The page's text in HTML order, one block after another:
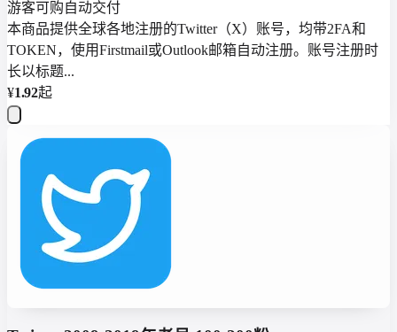
游客可购自动交付
本商品提供全球各地注册的Twitter（X）账号，均带2FA和
TOKEN，使用Firstmail或Outlook邮箱自动注册。账号注册时
长以标题...
¥1.92起